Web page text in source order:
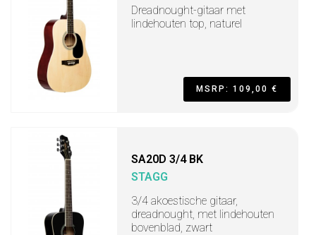
Dreadnought-gitaar met
lindehouten top, naturel
MSRP: 109,00 €
SA20D 3/4 BK
STAGG
3/4 akoestische gitaar,
dreadnought, met lindehouten
bovenblad, zwart